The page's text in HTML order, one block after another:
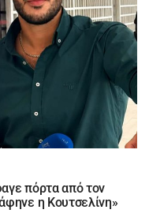
πόρτα από τον
η Κουτσελίνη»